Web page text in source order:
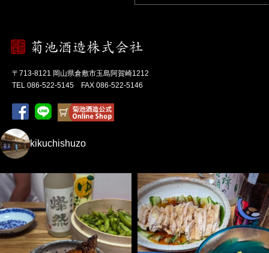
〒713-8121 岡山県倉敷市玉島阿賀崎1212
TEL 086-522-5145 FAX 086-522-5146
kikuchishuzo